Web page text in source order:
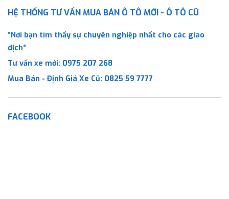
HỆ THỐNG TƯ VẤN MUA BÁN Ô TÔ MỚI - Ô TÔ CŨ
“Nơi bạn tìm thấy sự chuyên nghiệp nhất cho các giao
dịch”
Tư vấn xe mới: 0975 207 268
Mua Bán - Định Giá Xe Cũ: 0825 59 7777
FACEBOOK